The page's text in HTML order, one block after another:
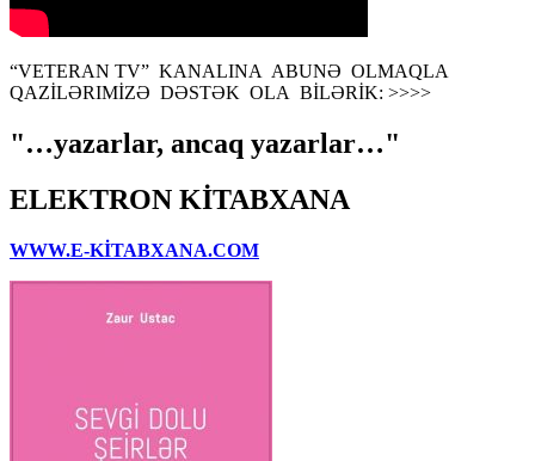
“VETERAN TV” KANALINA ABUNƏ OLMAQLA
QAZİLƏRIMİZƏ DƏSTƏK OLA BİLƏRİK: >>>>
"…yazarlar, ancaq yazarlar…"
ELEKTRON KİTABXANA
WWW.E-KİTABXANA.COM